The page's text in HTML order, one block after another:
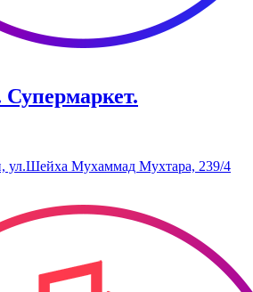
ул.​Шейха Мухаммад Мухтара, 239/4